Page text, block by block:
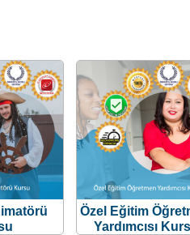
Özel Eğitim
Yardımcısı